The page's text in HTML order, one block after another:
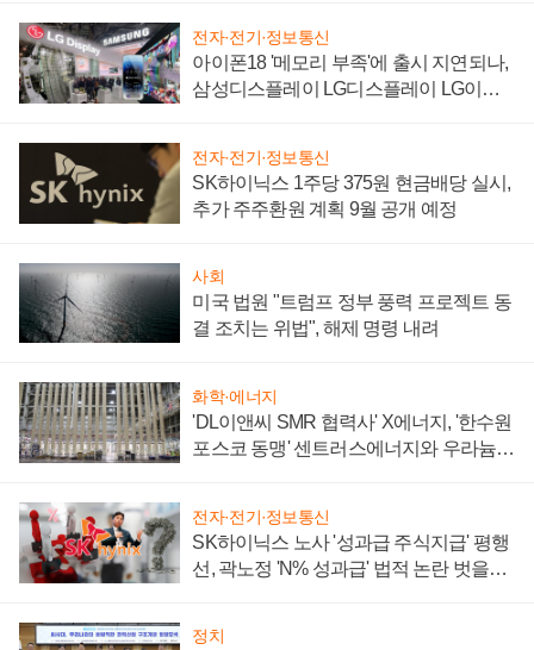
전자·전기·정보통신
아이폰18 '메모리 부족'에 출시 지연되나,
삼성디스플레이 LG디스플레이 LG이노
전자·전기·정보통신
SK하이닉스 1주당 375원 현금배당 실시,
추가 주주환원 계획 9월 공개 예정
사회
미국 법원 "트럼프 정부 풍력 프로젝트 동
결 조치는 위법", 해제 명령 내려
화학·에너지
'DL이앤씨 SMR 협력사' X에너지, '한수원
포스코 동맹' 센트러스에너지와 우라늄
전자·전기·정보통신
SK하이닉스 노사 '성과급 주식지급' 평행
선, 곽노정 'N% 성과급' 법적 논란 벗을지
정치